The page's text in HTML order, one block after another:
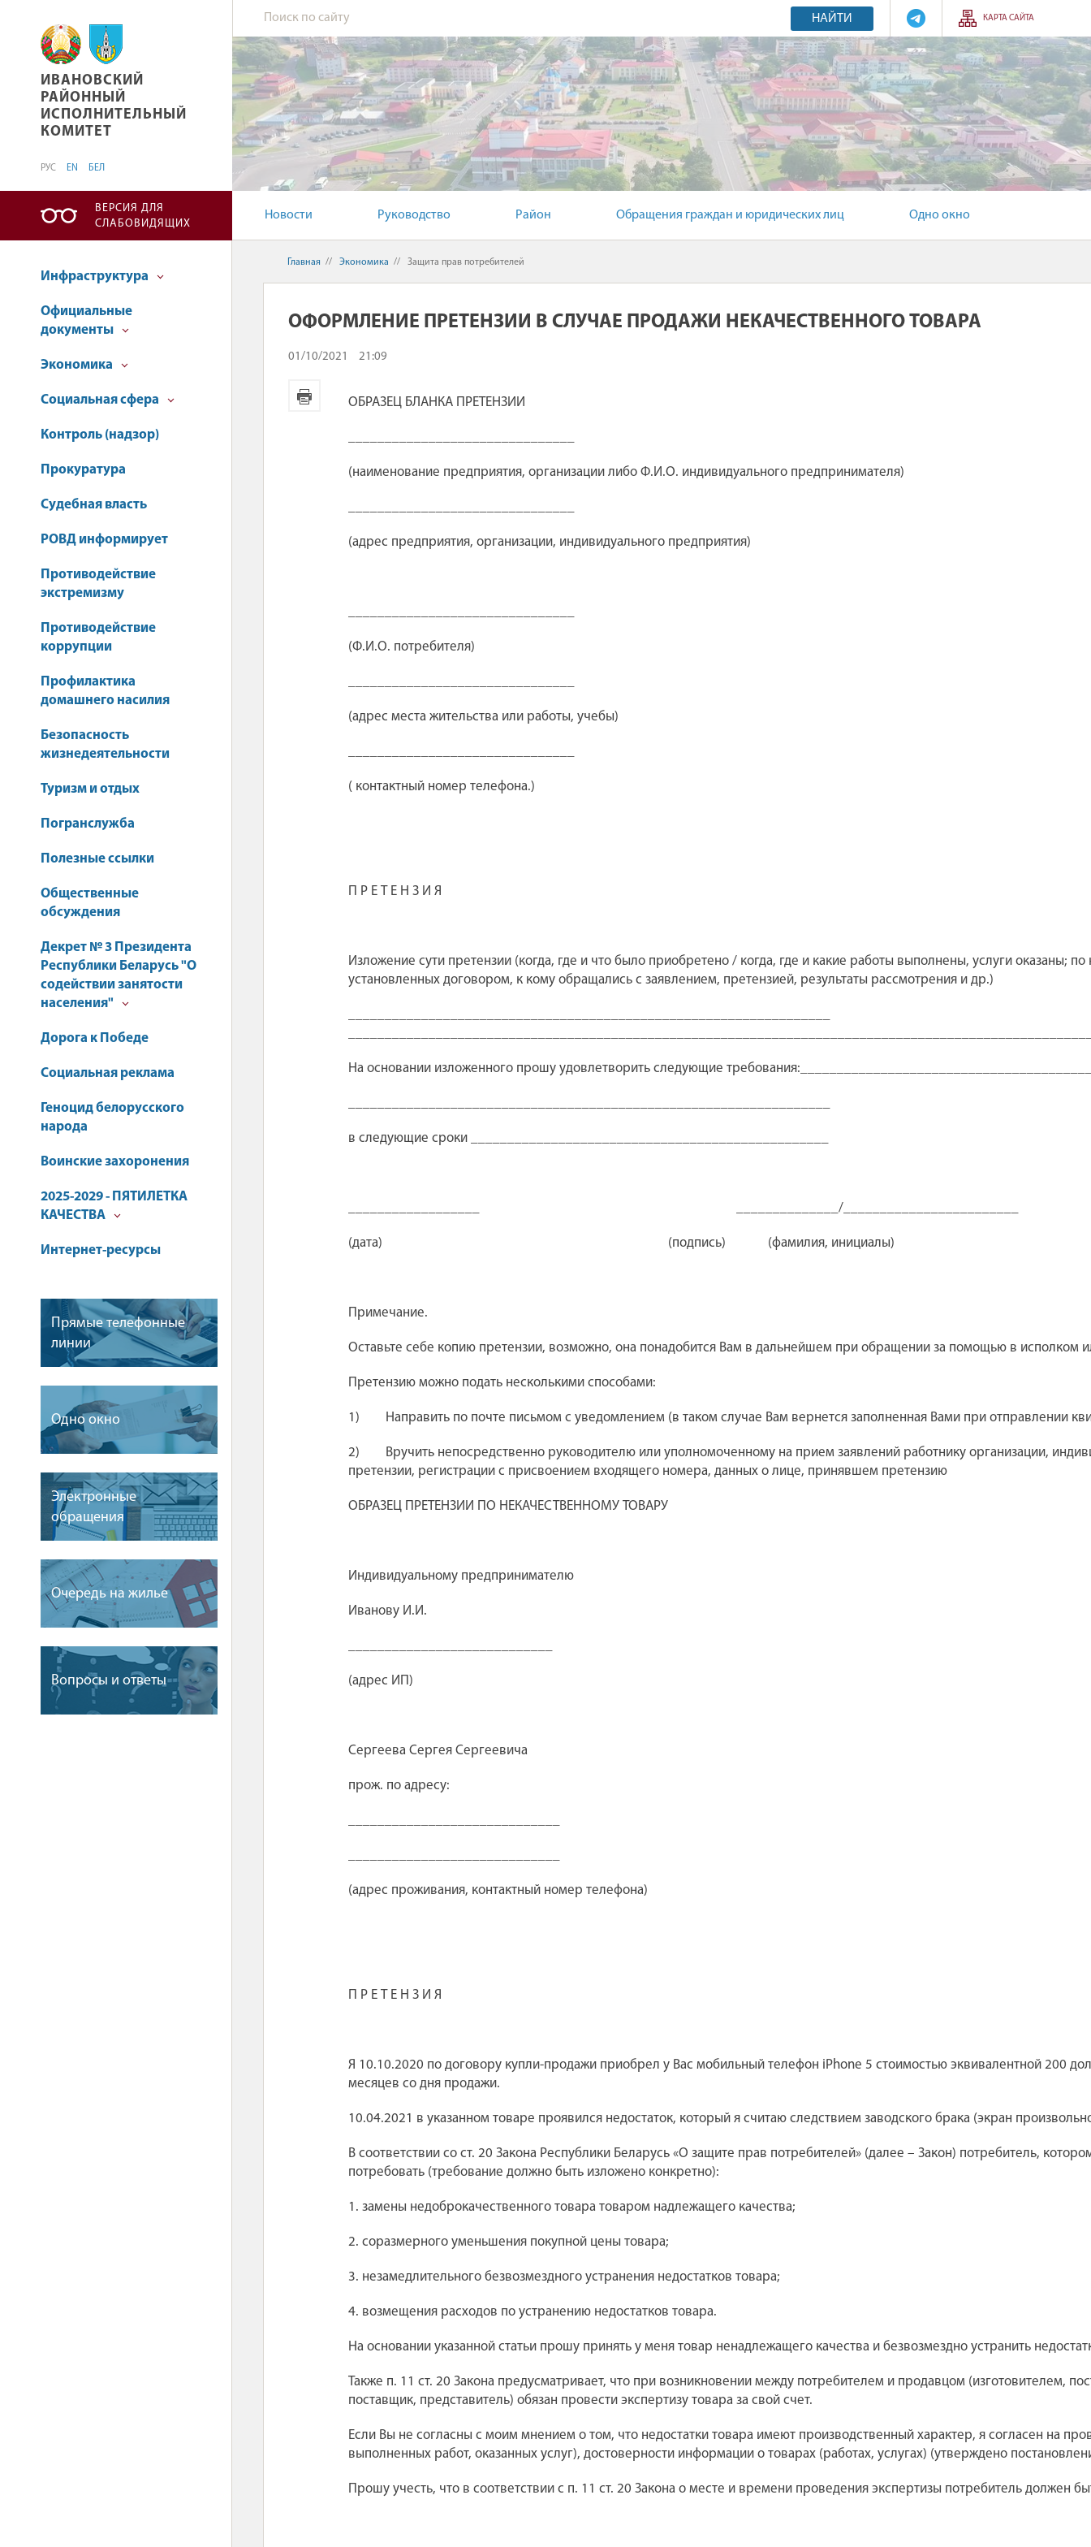
ИВАНОВСКИЙ РАЙОННЫЙ ИСПОЛНИТЕЛЬНЫЙ КОМИТЕТ
ИВАНОВСКИЙ
РАЙОННЫЙ
ИСПОЛНИТЕЛЬНЫЙ
КОМИТЕТ
РУС EN БЕЛ
НАЙТИ КАРТА САЙТА
ВЕРСИЯ ДЛЯ
СЛАБОВИДЯЩИХ
Новости Руководство Район Обращения граждан и юридических лиц Одно окно
Инфраструктура
Официальные
документы
Экономика
Социальная сфера
Контроль (надзор)
Прокуратура
Судебная власть
РОВД информирует
Противодействие
экстремизму
Противодействие
коррупции
Профилактика
домашнего насилия
Безопасность
жизнедеятельности
Туризм и отдых
Погранслужба
Полезные ссылки
Общественные
обсуждения
Декрет № 3 Президента
Республики Беларусь "О
содействии занятости
населения"
Дорога к Победе
Социальная реклама
Геноцид белорусского
народа
Воинские захоронения
2025-2029 - ПЯТИЛЕТКА
КАЧЕСТВА
Интернет-ресурсы
Прямые телефонные
линии
Одно окно
Электронные
обращения
Очередь на жилье
Вопросы и ответы
Главная // Экономика // Защита прав потребителей
ОФОРМЛЕНИЕ ПРЕТЕНЗИИ В СЛУЧАЕ ПРОДАЖИ НЕКАЧЕСТВЕННОГО ТОВАРА
01/10/2021 21:09
ОБРАЗЕЦ БЛАНКА ПРЕТЕНЗИИ
(наименование предприятия, организации либо Ф.И.О. индивидуального предпринимателя)
(адрес предприятия, организации, индивидуального предприятия)
(Ф.И.О. потребителя)
(адрес места жительства или работы, учебы)
( контактный номер телефона.)
П Р Е Т Е Н З И Я
Изложение сути претензии (когда, где и что было приобретено / когда, где и какие работы выполнены, услуги оказаны;
установленных договором, к кому обращались с заявлением, претензией, результаты рассмотрения и др.)
На основании изложенного прошу удовлетворить следующие
в следующие сроки _________________________________________________
__________________ ______________/________________________
(дата) (подпись) (фамилия, инициалы)
Примечание.
Оставьте себе копию претензии, возможно, она понадобится Вам в дальнейшем при обращении за помощью в исполком
Претензию можно подать несколькими способами:
1) Направить по почте письмом с уведомлением (в таком случае Вам вернется заполненная Вами при отправлении
2) Вручить непосредственно руководителю или уполномоченному на прием заявлений работнику организации,
претензии, регистрации с присвоением входящего номера, данных о лице, принявшем претензию
ОБРАЗЕЦ ПРЕТЕНЗИИ ПО НЕКАЧЕСТВЕННОМУ ТОВАРУ
Индивидуальному предпринимателю
Иванову И.И.
(адрес ИП)
Сергеева Сергея Сергеевича
прож. по адресу:
(адрес проживания, контактный номер телефона)
П Р Е Т Е Н З И Я
Я 10.10.2020 по договору купли-продажи приобрел у Вас мобильный телефон iPhone 5 стоимостью эквивалентной 200
месяцев со дня продажи.
10.04.2021 в указанном товаре проявился недостаток, который я считаю следствием заводского брака (экран
В соответствии со ст. 20 Закона Республики Беларусь «О защите прав потребителей» (далее – Закон) потребитель,
потребовать (требование должно быть изложено конкретно):
1. замены недоброкачественного товара товаром надлежащего качества;
2. соразмерного уменьшения покупной цены товара;
3. незамедлительного безвозмездного устранения недостатков товара;
4. возмещения расходов по устранению недостатков товара.
На основании указанной статьи прошу принять у меня товар ненадлежащего качества и безвозмездно устранить
Также п. 11 ст. 20 Закона предусматривает, что при возникновении между потребителем и продавцом (изготовителем,
поставщик, представитель) обязан провести экспертизу товара за свой счет.
Если Вы не согласны с моим мнением о том, что недостатки товара имеют производственный характер, я согласен на
выполненных работ, оказанных услуг), достоверности информации о товарах (работах, услугах) (утверждено
Прошу учесть, что в соответствии с п. 11 ст. 20 Закона о месте и времени проведения экспертизы потребитель должен